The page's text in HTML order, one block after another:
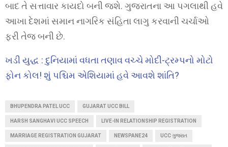
બાદ તે સત્તાવાર કાયદો બની જશે. ગુજરાતના આ પગલાથી હવે
આખા દેશમાં સમાન નાગરિક સંહિતા લાગુ કરવાની ચર્ચાઓ
ફરી તેજ બની છે.
ખડી યુદ્ધ : દુનિયામાં વધતા તણાવ વચ્ચે મોદી-ટ્રમ્પનો મોટો
ફોન કોલ! શું પશ્ચિમ એશિયામાં હવે આવશે શાંતિ?
BHUPENDRA PATEL UCC GUJARAT UCC BILL
HARSH SANGHAVI UCC SPEECH LIVE-IN RELATIONSHIP REGISTRATION
MARRIAGE REGISTRATION GUJARAT NEWSPANE24 UCC ગુજરાત